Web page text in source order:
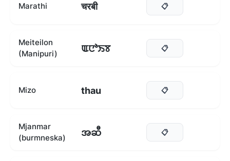
Marathi चरबी 📋
Meiteilon
(Manipuri)
ꯑꯅꯣꯏꯕ 📋
Mizo thau 📋
Mjanmar
(burmneska)
အဆီ 📋